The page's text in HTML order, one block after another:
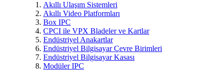
Akıllı Ulaşım Sistemleri
Akıllı Video Platformları
Box IPC
CPCI ile VPX Bladeler ve Kartlar
Endüstriyel Anakartlar
Endüstriyel Bilgisayar Çevre Birimleri
Endüstriyel Bilgisayar Kasası
Modüler IPC